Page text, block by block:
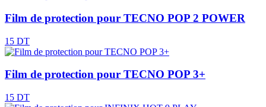
Film de protection pour TECNO POP 2 POWER
15 DT
Film de protection pour TECNO POP 3+
15 DT